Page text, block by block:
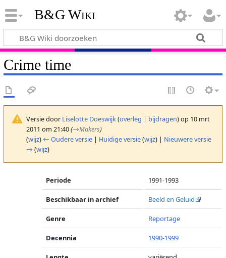
B&G Wiki
Crime time
Versie door Liselotte Doeswijk(overleg | bijdragen)op 10 mrt
2011 om 21:40(→Makers)
(wijz) ← Oudere versie| Huidige versie(wijz) | Nieuwere versie
→ (wijz)
Periode 1991-1993
Beschikbaar in archief Beeld en Geluid
Genre Reportage
Decennia 1990-1999